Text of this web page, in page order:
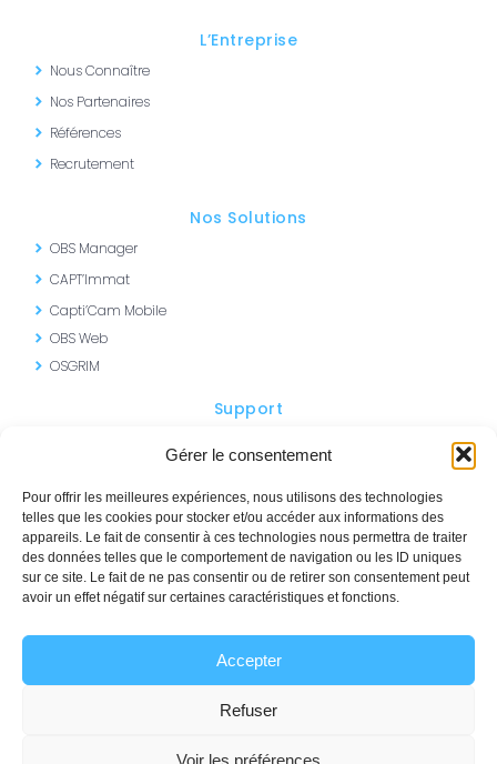
Gérer le consentement
Pour offrir les meilleures expériences, nous utilisons des technologies
telles que les cookies pour stocker et/ou accéder aux informations des
appareils. Le fait de consentir à ces technologies nous permettra de traiter
des données telles que le comportement de navigation ou les ID uniques
sur ce site. Le fait de ne pas consentir ou de retirer son consentement peut
avoir un effet négatif sur certaines caractéristiques et fonctions.
Accepter
Refuser
Voir les préférences
L’Entreprise
Nous Connaître
Nos Partenaires
Références
Recrutement
Nos Solutions
OBS Manager
CAPT’Immat
Capti’Cam Mobile
OBS Web
OSGRIM
Support
SISMO – Formations
Contactez-nous
commercial@avm-integration.com